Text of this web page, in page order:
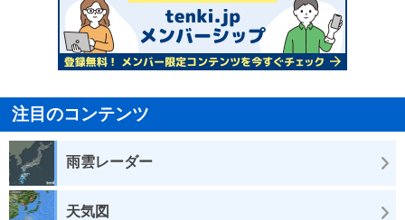
注目のコンテンツ
雨雲レーダー
天気図